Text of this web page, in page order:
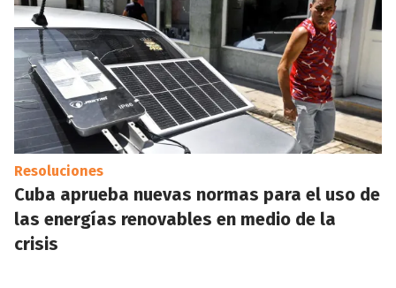
Resoluciones
Cuba aprueba nuevas normas para el uso de
las energías renovables en medio de la
crisis